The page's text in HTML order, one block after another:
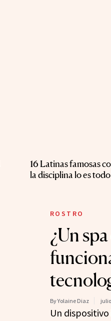
16 Latinas famosas
la disciplina lo es todo
ROSTRO
¿Un
By Yolaine Diaz
Un